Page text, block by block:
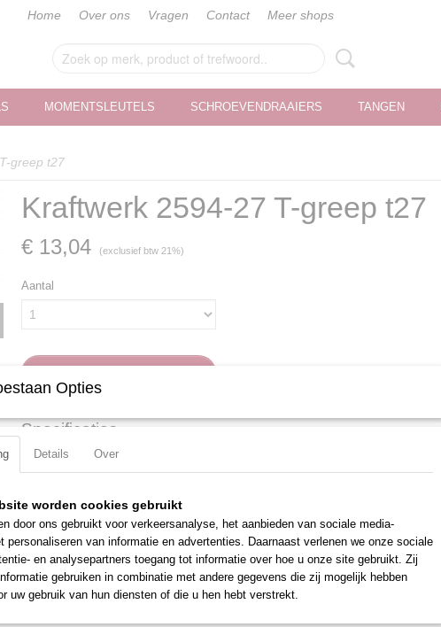
Home Over ons Vragen Contact Meer shops
MOMENTSLEUTELS SCHROEVENDRAAIERS TANGEN
greep t27
Kraftwerk 2594-27 T-greep t27
€ 13,04 (exclusief btw 21%)
Aantal
Specificaties
Productcode
Productcode leverancier
Opties
Details Over
worden cookies gebruikt
door ons gebruikt voor verkeersanalyse, het aanbieden van sociale media-
personaliseren van informatie en advertenties. Daarnaast verlenen we onze sociale
en analysepartners toegang tot informatie over hoe u onze site gebruikt. Zij
gebruiken in combinatie met andere gegevens die zij mogelijk hebben
uw gebruik van hun diensten of die u hen hebt verstrekt.